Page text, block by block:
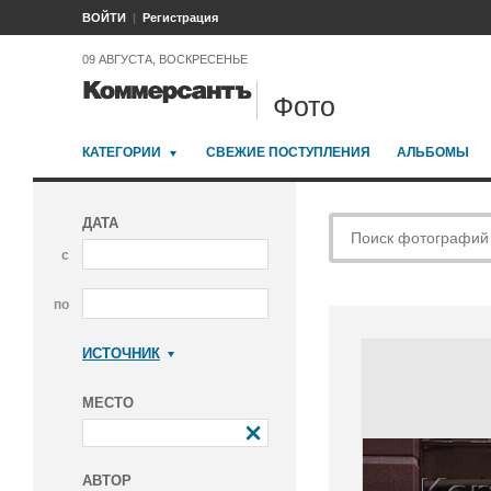
ВОЙТИ Регистрация
09 АВГУСТА, ВОСКРЕСЕНЬЕ
Фото
КАТЕГОРИИ СВЕЖИЕ ПОСТУПЛЕНИЯ АЛЬБОМЫ
ДАТА
с
по
ИСТОЧНИК
МЕСТО
АВТОР